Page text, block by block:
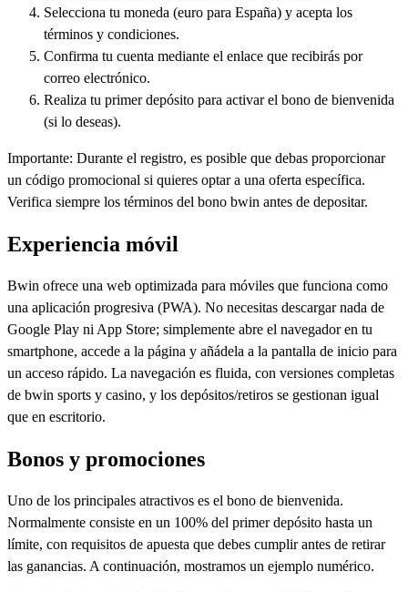
Selecciona tu moneda (euro para España) y acepta los
términos y condiciones.
Confirma tu cuenta mediante el enlace que recibirás por
correo electrónico.
Realiza tu primer depósito para activar el bono de bienvenida
(si lo deseas).
Importante: Durante el registro, es posible que debas proporcionar
un código promocional si quieres optar a una oferta específica.
Verifica siempre los términos del bono bwin antes de depositar.
Experiencia móvil
Bwin ofrece una web optimizada para móviles que funciona como
una aplicación progresiva (PWA). No necesitas descargar nada de
Google Play ni App Store; simplemente abre el navegador en tu
smartphone, accede a la página y añádela a la pantalla de inicio para
un acceso rápido. La navegación es fluida, con versiones completas
de bwin sports y casino, y los depósitos/retiros se gestionan igual
que en escritorio.
Bonos y promociones
Uno de los principales atractivos es el bono de bienvenida.
Normalmente consiste en un 100% del primer depósito hasta un
límite, con requisitos de apuesta que debes cumplir antes de retirar
las ganancias. A continuación, mostramos un ejemplo numérico.